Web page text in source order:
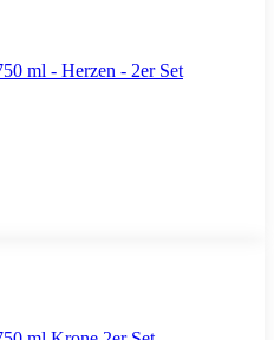
ml - Herzen - 2er Set